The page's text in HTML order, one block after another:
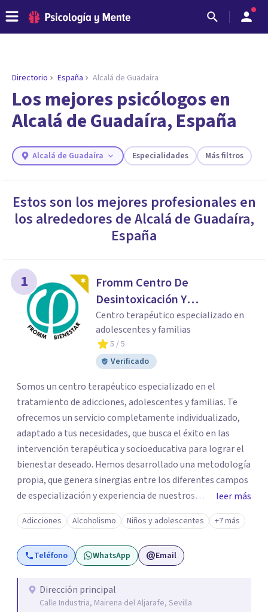
ENCONTRAR MI TERAPEUTA
¿Necesitas ayuda para encontrar el
psicólogo adecuado?
Responde a unas breves preguntas y te ofreceremos
necesidades.
Directorio España Alcalá de Guadaíra
Los mejores psicólogos en
Alcalá de Guadaíra, España
Alcalá de Guadaíra Especialidades Más filtros
Estos son los mejores profesionales en
los alrededores deAlcalá de Guadaíra,
España
1
Fromm Centro De
Desintoxicación Y
Tratamiento De Adicciones
Centro terapéutico especializado en
adolescentes y familias
5 / 5
Verificado
Somos un centro terapéutico especializado en el
tratamiento de adicciones, adolescentes y familias. Te
ofrecemos un servicio completamente individualizado,
adaptado a tus necesidades, que busca el éxito en las
intervención terapéutica y socioeducativa para lograr el
bienestar deseado. Hemos desarrollado una metodología
propia, que genera sinergias entre los diferentes campos
de especialización y experiencia de nuestros
profesionales. Así establecemos tu itinerario, de manera
consensuada por los miembros de nuestro equipo
humano. Se trata de una intervención transversal entre
lo terapéutico y socioeducativo, que se nutre del
lo que vayas descubriendo durante el proceso. Gracias a
los resultados obtenidos durante años y las opiniones de
leer más
Adicciones Alcoholismo Niños y adolescentes +7 más
Teléfono WhatsApp Email
Dirección principal
Calle Industria, Mairena del Aljarafe, Sevilla